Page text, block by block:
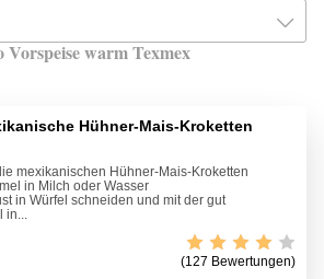
Vorspeise warm Texmex
Hühner-Mais-Kroketten
mexikanischen Hühner-Mais-Kroketten
in Milch oder Wasser
in Würfel schneiden und mit der gut
in...
(127 Bewertungen)